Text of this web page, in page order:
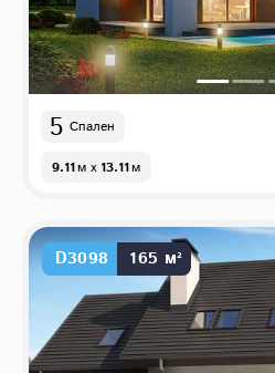
5 Спален
9.11м x 13.11м
D3098 165 м²